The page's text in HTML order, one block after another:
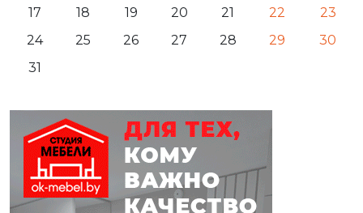
17
18 19 20 21 22
23
24
25 26 27 28 29
30
31